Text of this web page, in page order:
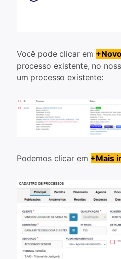
Você pode clicar em +Novo
processo existente, no
um processo existente:
Podemos clicar em +Mais